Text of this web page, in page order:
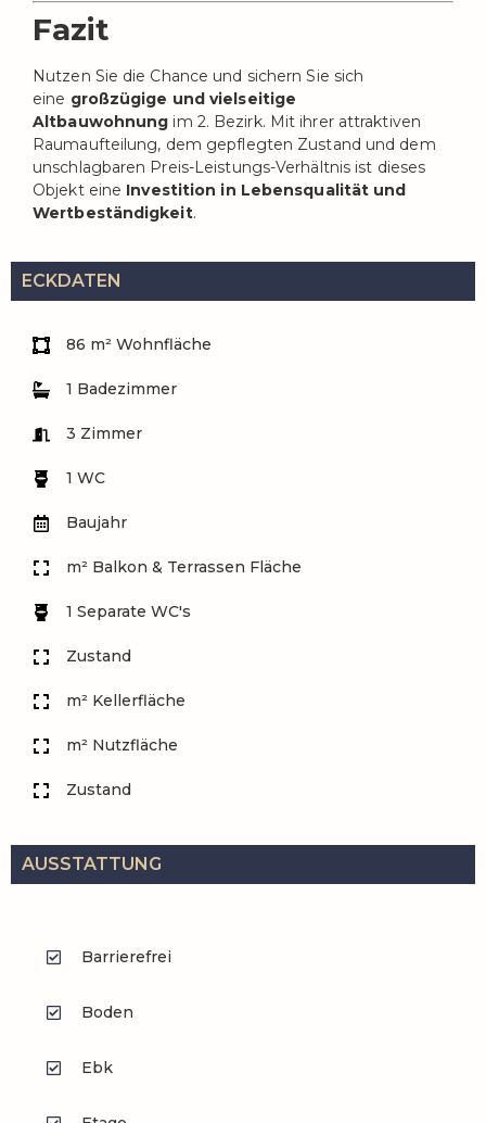
Fazit
Nutzen Sie die Chance und sichern Sie sich
eine großzügige und vielseitige
Altbauwohnung im 2. Bezirk. Mit ihrer attraktiven
Raumaufteilung, dem gepflegten Zustand und dem
unschlagbaren Preis-Leistungs-Verhältnis ist dieses
Objekt eine Investition in Lebensqualität und
Wertbeständigkeit.
ECKDATEN
86 m² Wohnfläche
1 Badezimmer
3 Zimmer
1 WC
Baujahr
m² Balkon & Terrassen Fläche
1 Separate WC's
Zustand
m² Kellerfläche
m² Nutzfläche
Zustand
AUSSTATTUNG
Barrierefrei
Boden
Ebk